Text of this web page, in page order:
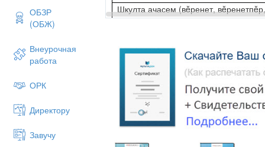
ОБЗР
(ОБЖ)
Внеурочная
работа
ОРК
Директору
Завучу
Шкулта ачасем (вĕренет,
3-мĕш
Ят, хушамат